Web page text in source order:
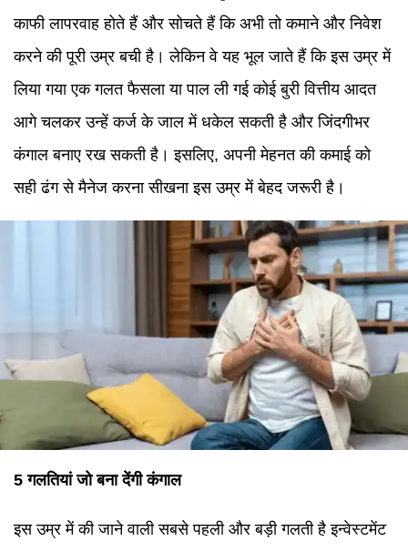
काफी लापरवाह होते हैं और सोचते हैं कि अभी तो कमाने और निवेश
करने की पूरी उम्र बची है। लेकिन वे यह भूल जाते हैं कि इस उम्र में
लिया गया एक गलत फैसला या पाल ली गई कोई बुरी वित्तीय आदत
आगे चलकर उन्हें कर्ज के जाल में धकेल सकती है और जिंदगीभर
कंगाल बनाए रख सकती है। इसलिए, अपनी मेहनत की कमाई को
सही ढंग से मैनेज करना सीखना इस उम्र में बेहद जरूरी है।
5 गलतियां जो बना देंगी कंगाल
इस उम्र में की जाने वाली सबसे पहली और बड़ी गलती है इन्वेस्टमेंट